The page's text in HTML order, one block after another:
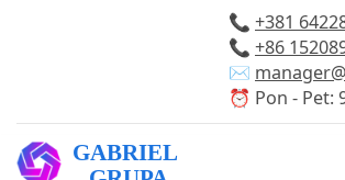
📞 +381
📞 +86
✉️
⏰ Pon - Pet: